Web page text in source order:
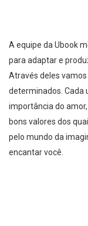
A equipe da Ubook
para adaptar e
Através deles
determinados. Cada
importância do
bons valores dos
pelo mundo da
encantar você.